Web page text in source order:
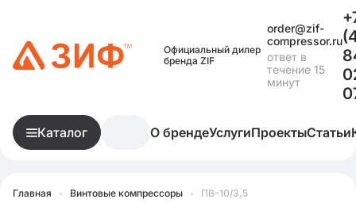
Официальный дилер
бренда ZIF
order@zif-
compressor.ru
ответ в
течение 15
минут
Каталог О брендеУслугиПроектыСтатьи
Главная • Винтовые компрессоры • ПВ-10/3,5